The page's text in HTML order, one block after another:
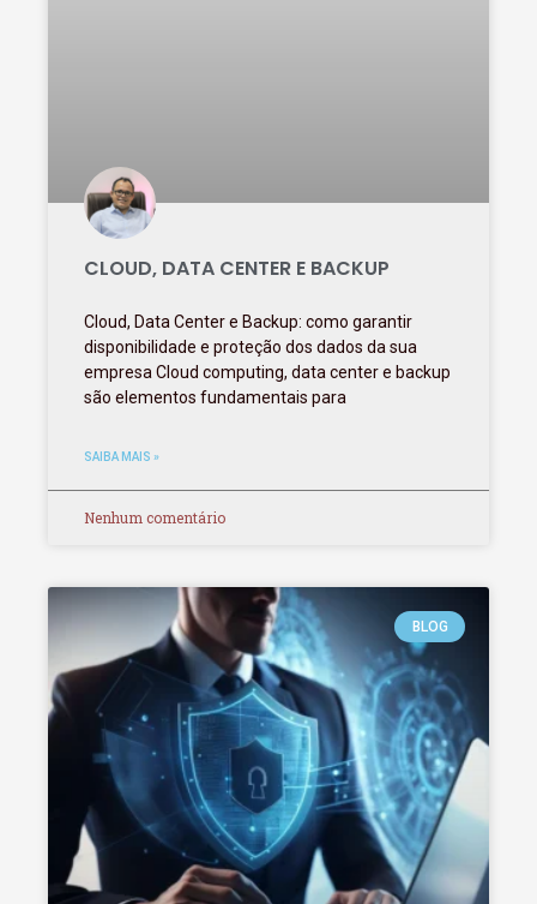
CLOUD, DATA CENTER E BACKUP
Cloud, Data Center e Backup: como garantir
disponibilidade e proteção dos dados da sua
empresa Cloud computing, data center e backup
são elementos fundamentais para
SAIBA MAIS »
Nenhum comentário
BLOG